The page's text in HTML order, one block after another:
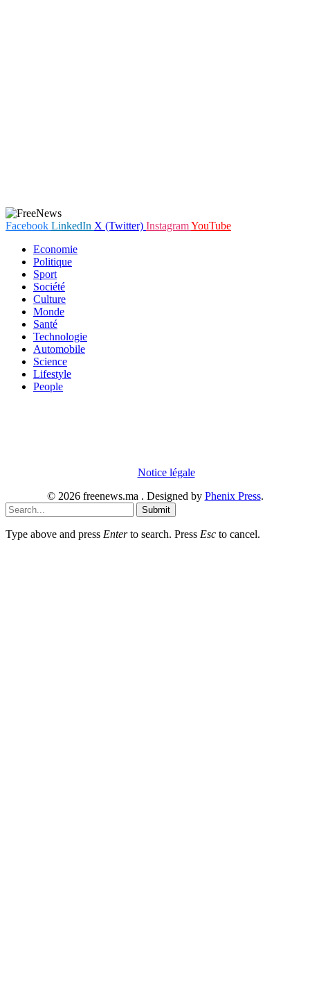
Facebook LinkedIn X (Twitter) InstagramYouTube
Economie
Politique
Sport
Société
Culture
Monde
Santé
Technologie
Automobile
Science
Lifestyle
People
Notice légale.
© 2026 freenews.ma . Designed by Phenix Press.
Submit
Type above and press Enterto search. Press Esc to cancel.